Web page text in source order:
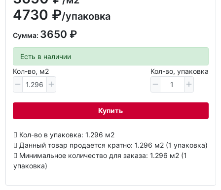
4730 ₽/упаковка
Сумма: 3650 ₽
Есть в наличии
Кол-во, м2
Кол-во, упаковка
Купить
Кол-во в упаковка: 1.296 м2
Данный товар продается кратно: 1.296 м2 (1 упаковка)
Минимальное количество для заказа: 1.296 м2 (1
упаковка)